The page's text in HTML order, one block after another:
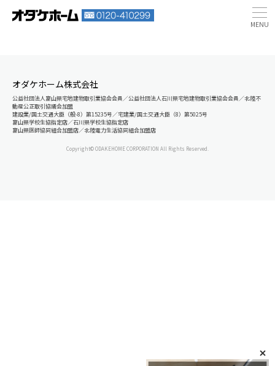
オダケホーム株式会社
公益社団法人富山県宅地建物取引業協会会員／公益社団法人石川県宅地建物取引業協会会員／北陸不
動産公正取引協議会加盟
建設業/国土交通大臣（般-8）第15235号／宅建業/国土交通大臣（8）第5025号
富山県学校生協指定店／石川県学校生協指定店
富山県医師協同組合加盟店／北陸電力生活協同組合加盟店
Copyright© ODAKEHOME CORPORATION All Rights Reserved.